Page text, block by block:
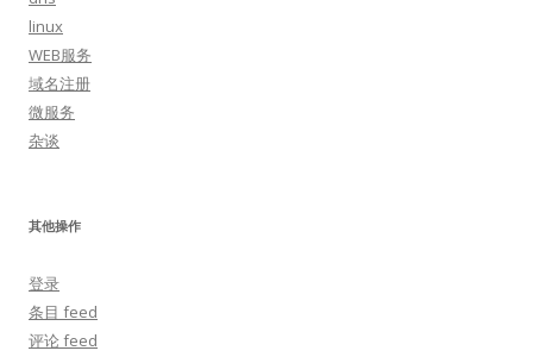
linux
WEB服务
域名注册
微服务
杂谈
其他操作
登录
条目 feed
评论 feed